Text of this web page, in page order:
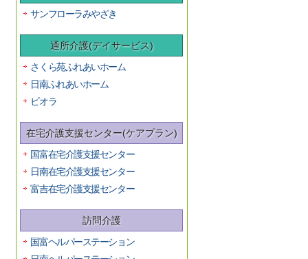
サンフローラみやざき
通所介護(デイサービス)
さくら苑ふれあいホーム
日南ふれあいホーム
ビオラ
在宅介護支援センター(ケアプラン)
国富在宅介護支援センター
日南在宅介護支援センター
富吉在宅介護支援センター
訪問介護
国富ヘルパーステーション